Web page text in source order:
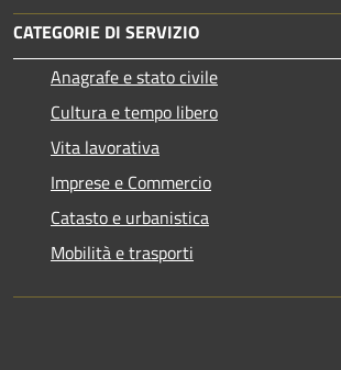
CATEGORIE DI SERVIZIO
Anagrafe e stato civile
Cultura e tempo libero
Vita lavorativa
Imprese e Commercio
Catasto e urbanistica
Mobilità e trasporti